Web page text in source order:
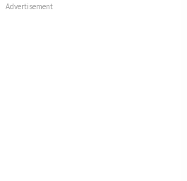
Advertisement